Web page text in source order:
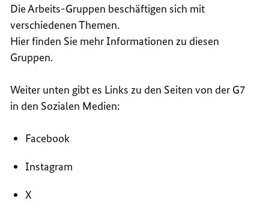
Die Arbeits-Gruppen beschäftigen sich mit
verschiedenen Themen.
Hier finden Sie mehr Informationen zu diesen
Gruppen.
Weiter unten gibt es Links zu den Seiten von der G7
in den Sozialen Medien:
Facebook
Instagram
X